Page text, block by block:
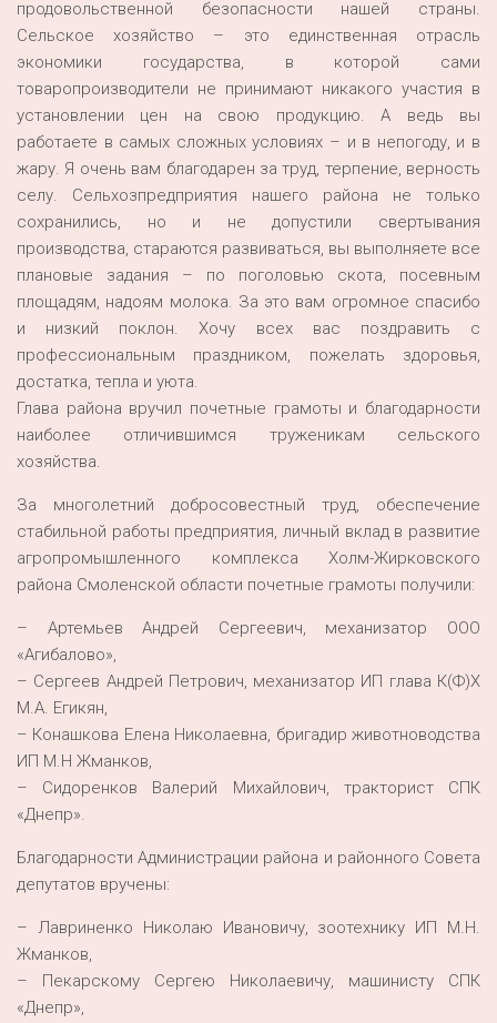
продовольственной безопасности нашей страны.
Сельское хозяйство – это единственная отрасль
экономики государства, в которой сами
товаропроизводители не принимают никакого участия в
установлении цен на свою продукцию. А ведь вы
работаете в самых сложных условиях – и в непогоду, и в
жару. Я очень вам благодарен за труд, терпение, верность
селу. Сельхозпредприятия нашего района не только
сохранились, но и не допустили свертывания
производства, стараются развиваться, вы выполняете все
плановые задания – по поголовью скота, посевным
площадям, надоям молока. За это вам огромное спасибо
и низкий поклон. Хочу всех вас поздравить с
профессиональным праздником, пожелать здоровья,
достатка, тепла и уюта.
Глава района вручил почетные грамоты и благодарности
наиболее отличившимся труженикам сельского
хозяйства.
За многолетний добросовестный труд, обеспечение
стабильной работы предприятия, личный вклад в развитие
агропромышленного комплекса Холм-Жирковского
района Смоленской области почетные грамоты получили:
– Артемьев Андрей Сергеевич, механизатор ООО
«Агибалово»,
– Сергеев Андрей Петрович, механизатор ИП глава К(Ф)Х
М.А. Егикян,
– Конашкова Елена Николаевна, бригадир животноводства
ИП М.Н Жманков,
– Сидоренков Валерий Михайлович, тракторист СПК
«Днепр».
Благодарности Администрации района и районного Совета
депутатов вручены:
– Лавриненко Николаю Ивановичу, зоотехнику ИП М.Н.
Жманков,
– Пекарскому Сергею Николаевичу, машинисту СПК
«Днепр»,